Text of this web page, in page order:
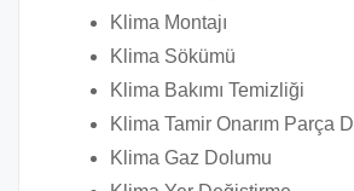
Klima Montajı
Klima Sökümü
Klima Bakımı Temizliği
Klima Tamir Onarım Parça
Klima Gaz Dolumu